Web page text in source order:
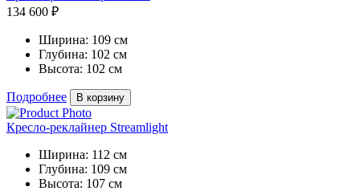
134 600 ₽
Ширина: 109 см
Глубина: 102 см
Высота: 102 см
Подробнее В корзину
Кресло-реклайнер Streamlight
Ширина: 112 см
Глубина: 109 см
Высота: 107 см